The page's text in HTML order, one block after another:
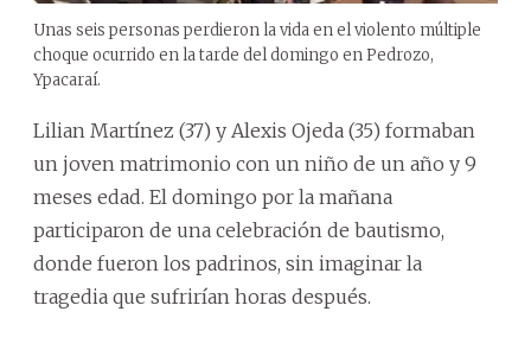
Unas seis personas perdieron la vida en el violento múltiple
choque ocurrido en la tarde del domingo en Pedrozo,
Ypacaraí.
Lilian Martínez (37) y Alexis Ojeda (35) formaban
un joven matrimonio con un niño de un año y 9
meses edad. El domingo por la mañana
participaron de una celebración de bautismo,
donde fueron los padrinos, sin imaginar la
tragedia que sufrirían horas después.